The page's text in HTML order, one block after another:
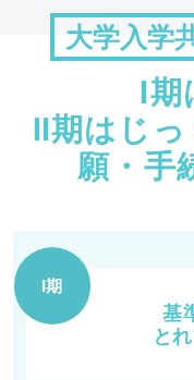
大学入学
Ⅰ
Ⅱ期はじ
願・ 手
Ⅰ期
基
と